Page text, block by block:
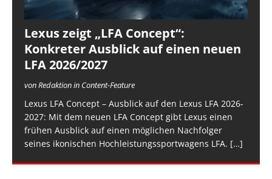
Lexus zeigt „LFA Concept“:
Konkreter Ausblick auf einen neuen
LFA 2026/2027
von Redaktion in Content-Feature
Lexus LFA Concept – Ausblick auf den Lexus LFA 2026-
2027: Mit dem neuen LFA Concept gibt Lexus einen
frühen Ausblick auf einen möglichen Nachfolger
seines ikonischen Hochleistungssportwagens LFA. […]